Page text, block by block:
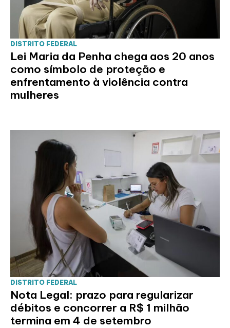
DISTRITO FEDERAL
Lei Maria da Penha chega aos 20 anos
como símbolo de proteção e
enfrentamento à violência contra
mulheres
DISTRITO FEDERAL
Nota Legal: prazo para regularizar
débitos e concorrer a R$ 1 milhão
termina em 4 de setembro